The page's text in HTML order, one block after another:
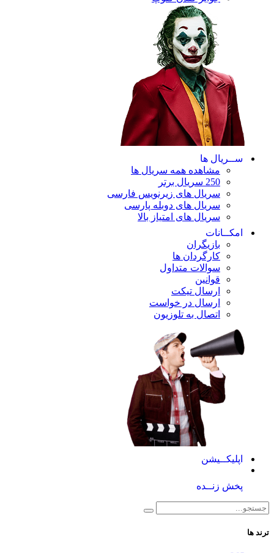
ها
مشاهده همه سریال ها
سریال های زیرنویس فارسی
سریال های دوبله پارسی
سریال های امتیاز بالا
کارگردان ها
سوالات متداول
ارسال تیکت
ارسال در خواست
اتصال به تلوزیون
زنــده